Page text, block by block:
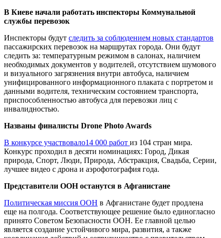
В Киеве начали работать инспекторы Коммунальной
службы перевозок
Инспекторы будут следить за соблюдением новых стандартов
пассажирских перевозок на маршрутах города. Они будут
следить за: температурным режимом в салонах, наличием
необходимых документов у водителей, отсутствием шумового
и визуального загрязнения внутри автобуса, наличием
унифицированного информационного плаката с портретом и
данными водителя, техническим состоянием транспорта,
приспособленностью автобуса для перевозки лиц с
инвалидностью.
Названы финалисты Drone Photo Awards
В конкурсе участвовало14 000 работ из 104 стран мира.
Конкурс проходил в десяти номинациях: Город, Дикая
природа, Спорт, Люди, Природа, Абстракция, Свадьба, Серии,
лучшее видео с дрона и аэрофотография года.
Представители ООН останутся в Афганистане
Политическая миссия ООН в Афганистане будет продлена
еще на полгода. Соответствующее решение было единогласно
принято Советом Безопасности ООН. Ее главной целью
является создание устойчивого мира, развития, а также